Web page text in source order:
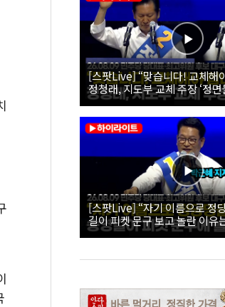
[스팟Live] “맞습니다! 교체해
정청래, 지도부 교체 주장 ‘정면
26.08.09 더불어민주당 당대표
보 대구·경북 합동연설회
[스팟Live] “자기 이름으로 정
길이 피켓 문구 보고 놀란 이유
더불어민주당 당대표·최고위